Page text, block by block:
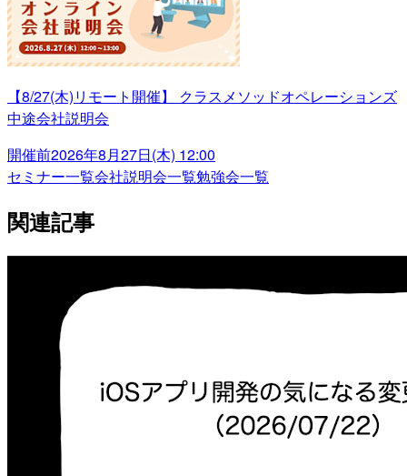
【8/27(木)リモート開催】 クラスメソッドオペレーションズ
中途会社説明会
開催前2026年8月27日(木) 12:00
セミナー一覧会社説明会一覧勉強会一覧
関連記事